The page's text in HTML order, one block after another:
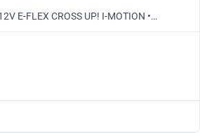
E-FLEX CROSS UP! I-MOTION •